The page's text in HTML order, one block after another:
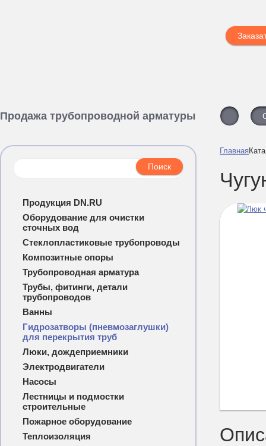
Продажа трубопроводной арматуры
Продукция DN.RU
Оборудование для очистки
сточных вод
Стеклопластиковые трубопроводы
Композитные опоры
Трубопроводная арматура
Трубы, фитинги, детали
трубопроводов
Ванны
Гидрозатворы (пневмозаглушки)
для перекрытия труб
Люки, дождеприемники
Электродвигатели
Насосы
Лестницы и подмостки
строительные
Пожарное оборудование
Теплоизоляция
Главная